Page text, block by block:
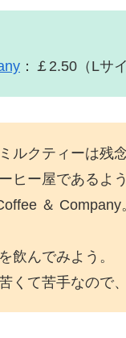
：￡2.50（Lサ
ルクティーは残
ヒー屋であるよう
＆
飲んでみよう。
くて苦手なので